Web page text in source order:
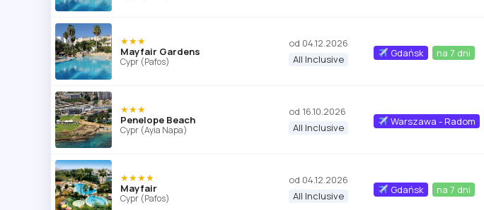
★★★
Mayfair Gardens
Cypr (Pafos)
od 04.12.2026
All Inclusive
Gdańsk na 7 dni
★★★
Penelope Beach
Cypr (Ayia Napa)
od 16.10.2026
All Inclusive
Warszawa - Radom
★★★★
Mayfair
Cypr (Pafos)
od 04.12.2026
All Inclusive
Gdańsk na 7 dni